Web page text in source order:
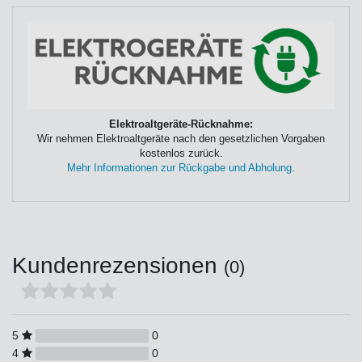
Elektroaltgeräte-Rücknahme:
Wir nehmen Elektroaltgeräte nach den gesetzlichen Vorgaben
kostenlos zurück.
Mehr Informationen zur Rückgabe und Abholung.
Kundenrezensionen (0)
5
0
4
0